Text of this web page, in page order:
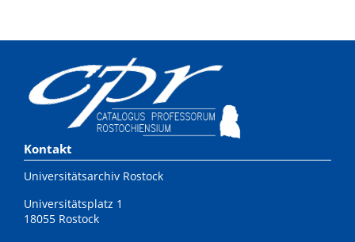
Kontakt
Universitätsarchiv Rostock
Universitätsplatz 1
18055 Rostock